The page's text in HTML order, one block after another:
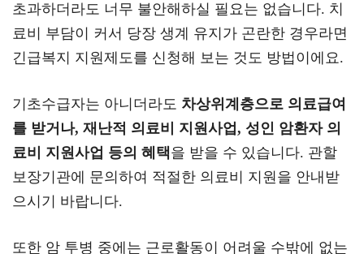
초과하더라도 너무 불안해하실 필요는 없습니다. 치
료비 부담이 커서 당장 생계 유지가 곤란한 경우라면
긴급복지 지원제도를 신청해 보는 것도 방법이에요.
기초수급자는 아니더라도 차상위계층으로 의료급여
를 받거나, 재난적 의료비 지원사업, 성인 암환자 의
료비 지원사업 등의 혜택을 받을 수 있습니다. 관할
보장기관에 문의하여 적절한 의료비 지원을 안내받
으시기 바랍니다.
또한 암 투병 중에는 근로활동이 어려울 수밖에 없는